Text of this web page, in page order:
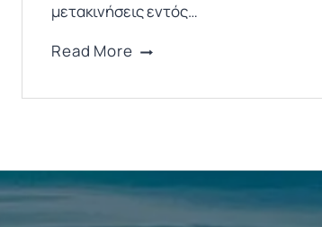
μετακινήσεις εντός…
Read MoreΥπηρεσίες